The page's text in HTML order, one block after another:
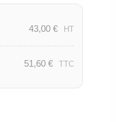
43,00 € HT
51,60 € TTC